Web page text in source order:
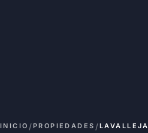
INICIO /PROPIEDADES /LAVALLEJA